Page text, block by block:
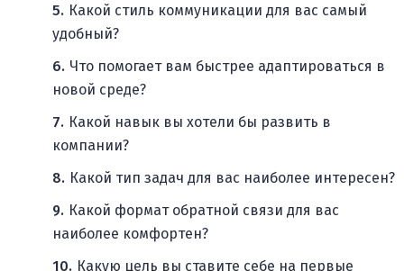
Какой стиль коммуникации для вас самый
удобный?
Что помогает вам быстрее адаптироваться в
новой среде?
Какой навык вы хотели бы развить в
компании?
Какой тип задач для вас наиболее интересен?
Какой формат обратной связи для вас
наиболее комфортен?
Какую цель вы ставите себе на первые